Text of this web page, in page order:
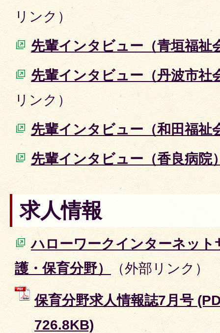
リンク）
先輩インタビュー（青垣福祉
先輩インタビュー（丹波市社
リンク）
先輩インタビュー（和田福祉
先輩インタビュー（香良病院
求人情報
ハローワークインターネット
護・保育分野）（外部リンク）
保育分野求人情報誌7月号
726.8KB)